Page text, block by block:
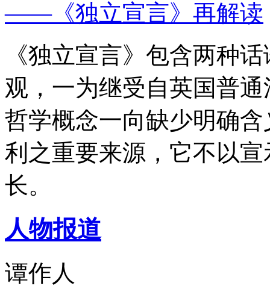
——《独立宣言》再解读
《独立宣言》包含两种
观，一为继受自英国普
哲学概念一向缺少明确
利之重要来源，它不以
长。
人物报道
谭作人